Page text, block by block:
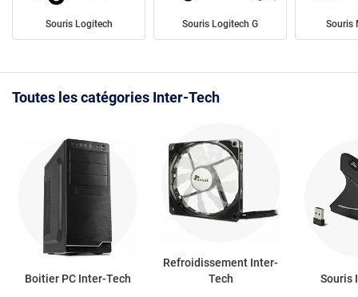
Souris Logitech Souris Logitech G Souris
Toutes les catégories Inter-Tech
Boitier PC Inter-Tech
Refroidissement Inter-
Tech
Souris